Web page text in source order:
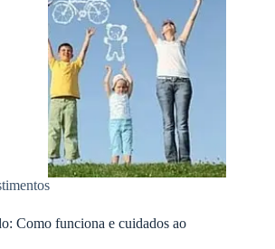
Como funciona e cuidados ao